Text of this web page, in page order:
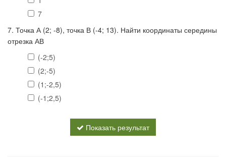
7
7. Точка А (2; -8), точка В (-4; 13). Найти координаты середины
отрезка АВ
(-2;5)
(2;-5)
(1;-2,5)
(-1;2,5)
Показать результат